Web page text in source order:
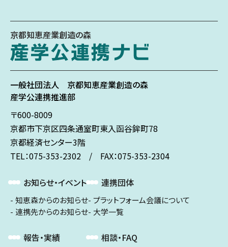
京都知恵産業創造の森
一般社団法人 京都知恵産業創造の森
産学公連携推進部
〒600-8009
京都市下京区四条通室町東入函谷鉾町78
京都経済センター3階
TEL：075-353-2302 / FAX：075-353-2304
お知らせ・イベント
知恵森からのお知らせ
連携先からのお知らせ
報告・実績
連携団体
プラットフォーム会議について
大学一覧
相談・FAQ